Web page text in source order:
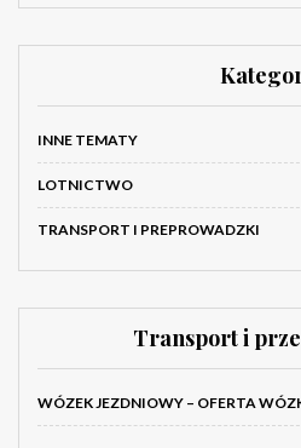
INNE TEMATY
LOTNICTWO
TRANSPORT I PREPROWADZKI
Transport i
WÓZEK JEZDNIOWY – OFERTA